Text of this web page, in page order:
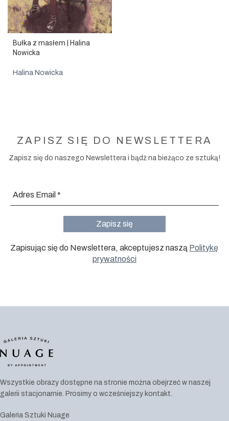
Bułka z masłem | Halina
Nowicka
Halina Nowicka
ZAPISZ SIĘ DO NEWSLETTERA
Zapisz się do naszego Newslettera i bądź na bieżąco ze sztuką!
Zapisując się do Newslettera, akceptujesz naszą Politykę
prywatności
Wszystkie obrazy dostępne na stronie można obejrzeć w naszej
galerii stacjonarnie. Prosimy o wcześniejszy kontakt.
Galeria Sztuki Nuage